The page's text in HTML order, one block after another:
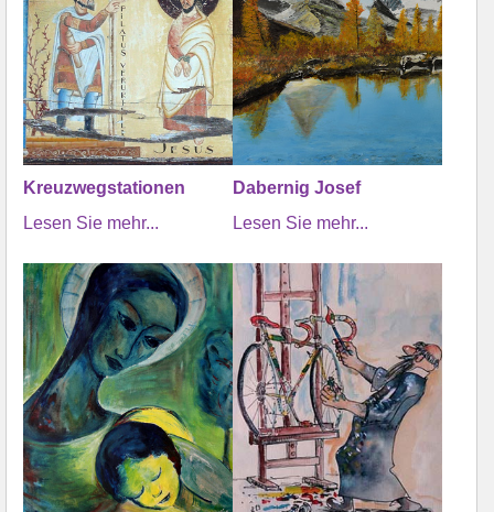
Kreuzwegstationen
Lesen Sie mehr...
Dabernig Josef
Lesen Sie mehr...